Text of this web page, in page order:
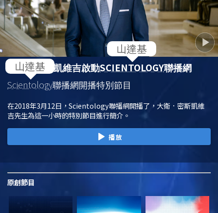
大衛．密斯凱維吉啟動SCIENTOLOGY聯播網
Scientology聯播網開播特別節目
在2018年3月12日，Scientology聯播網開播了，大衛．密斯凱維
吉先生為這一小時的特別節目進行簡介。
播放
原創節目